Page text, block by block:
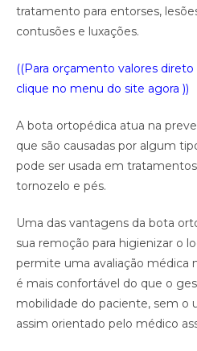
tratamento para entorses,
contusões e luxações.
((Para orçamento valores
clique no menu do site agora ))
A bota ortopédica atua na
que são causadas por algum
pode ser usada em
tornozelo e pés.
Uma das vantagens da bota
sua remoção para higienizar o
permite uma avaliação médica
é mais confortável do que o
mobilidade do paciente, sem o
assim orientado pelo médico